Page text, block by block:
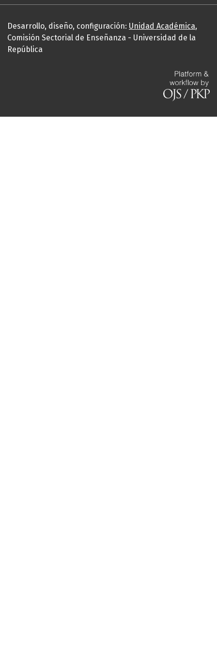
Desarrollo, diseño, configuración: Unidad Académica,
Comisión Sectorial de Enseñanza - Universidad de la
República